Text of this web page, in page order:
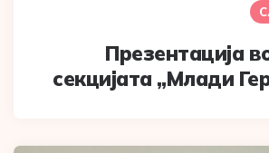
Презентација
секцијата „Млади